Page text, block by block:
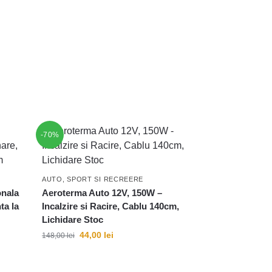
la
-70%
AUTO, SPORT SI RECREERE
Aeroterma Auto 12V, 150W –
Incalzire si Racire, Cablu 140cm,
Lichidare Stoc
148,00lei 44,00 lei